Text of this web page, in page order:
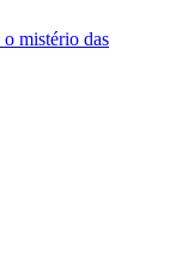
mistério das